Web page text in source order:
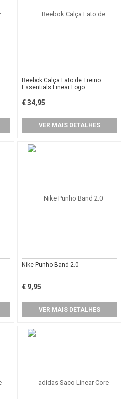
Reebok Calça Fato de Treino
Essentials Linear Logo
€ 34,95
VER MAIS DETALHES
Nike Punho Band 2.0
€ 9,95
VER MAIS DETALHES